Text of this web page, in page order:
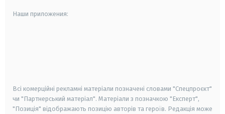
Наши приложения:
Всі комерційні рекламні матеріали позначені словами "Спецпроєкт"
чи "Партнерський матеріал". Матеріали з позначкою "Експерт",
"Позиція" відображають позицію авторів та героїв. Редакція може